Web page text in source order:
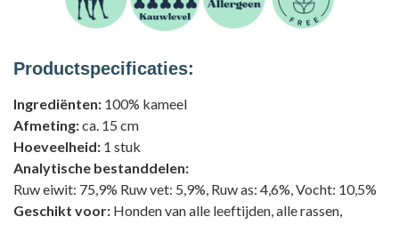
Productspecificaties:
Ingrediënten: 100% kameel
Afmeting:ca. 15 cm
Hoeveelheid: 1 stuk
Analytische bestanddelen:
Ruw eiwit: 75,9% Ruw vet: 5,9%, Ruw as: 4,6%, Vocht: 10,5%
Geschikt voor: Honden van alle leeftijden, alle rassen,